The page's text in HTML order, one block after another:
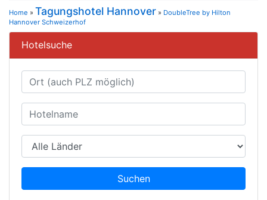
Home » Tagungshotel Hannover » DoubleTree by Hilton
Hannover Schweizerhof
Hotelsuche
Suchen